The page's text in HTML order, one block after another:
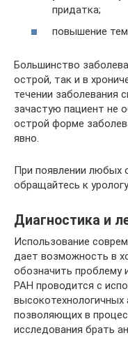
придатка;
повышение
Большинство
острой, так и в
течении заболевания
зачастую пациент не
острой форме
явно.
При появлении любых
обращайтесь к
Диагностика и
Использование
дает возможность в
обозначить проблему
РАН проводится с
высокотехнологичных
позволяющих в
исследования брать